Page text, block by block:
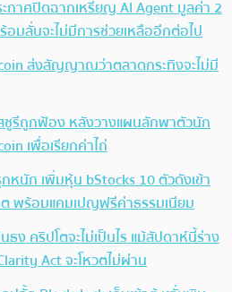
กาศปิดฉากเหรียญ AI Agent มูลค่า 2
มลั่นจะไม่มีการช่วยเหลืออีกต่อไป
ส่งสัญญาณว่าตลาดกระทิงจะไม่มี
ซูรีถูกฟ้อง หลังวางแผนลักพาตัวนัก
เพื่อเรียกค่าไถ่
หนัก เพิ่มหุ้น bStocks 10 ตัวดังเข้า
พร้อมแคมเปญฟรีค่าธรรมเนียม
ง คริปโตจะไม่เป็นไร แม้สัปดาห์นี้ร่าง
Act จะโหวตไม่ผ่าน